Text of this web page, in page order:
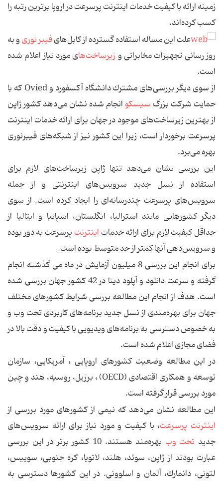
زمینه ارائه با كیفیت خدمات اینترنت پرسرعت در اروپا برترین رتبه را
كسب كرده‌اند.
علت این مساله استفاده گسترده از كابل‌هایفیبر نوریو به
روز رسانی تجهیزات مخابراتی و زیرساخت‌های مورد نیاز اعلام شده
است.
از سوی دیگر بررسی‌های مشترك دانشگاه آكسفورد و Ovied كه با
حمایت شركت بزرگ سیسكوانجام شده نشان می‌دهد كشور ژاپن
از بهترین زیرساخت‌های موجود در جهان برای ارائه خدمات اینترنت
پرسرعت برخوردار است، زیرا این كشور نیز از شبكه‌های فیبرنوری
بهره می‌برد.
این بررسی نشان می‌دهد تنها ژاپن زیرساخت‌های لازم برای
استفاده از نسل جدید سرویس‌های اینترنتی و از جمله
سرویس‌های پرسرعت چندرسانه‌ای را ایجاد كرده است. از سوی
دیگر كشورهایی مانند استرالیا، انگلستان، اسپانیا و ایتالیا از
حداقل كیفیت لازم برای ارائه خدمات اینترنت پرسرعت به دور بوده
و سرویس‌دهی آنها كمتر از حد متوسط بوده است.
برای انجام این بررسی 8 میلیون آزمایش در ماه می گذشته انجام
گرفته و سرعت دانلود و آپلود دیتا در 42 كشور جهان بررسی شده
است. هدف از انجام این مطالعه بررسی شرایط كشورهای مختلف
جهان برای بهره‌مندی از نسل جدید برنامه‌های كاربردی تحت وب و
به خصوص دسترسی به برنامه‌های ویدیویی با كیفیت و دقت بالا در
فضای مجازی اعلام شده است.
در این مطالعه وضعیت كشورهای اروپایی ، آمریكایی، سازمان
توسعه و همكاری اقتصادی (OECD) ، برزیل، روسیه، هند و چین
مورد بررسی قرار گرفته است.
این مطالعه نشان می‌دهد كه نیمی از كشورهای مورد بررسی از
اینترنت پرسرعت، با كیفیت و مورد نیاز برای ارائه سرویس‌های
جدید تحت وب
بهره‌مند هستند. 10 كشور برتر در این بررسی
عبارت بودند از ژاپن، سوئد، هلند، لاتویا، كره جنوبی، سوییس،
لتونی، دانمارك، آلمان و اسلوونی. در این كشورها دسترسی به